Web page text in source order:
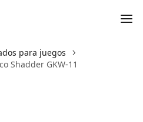
para juegos
Shadder GKW-11